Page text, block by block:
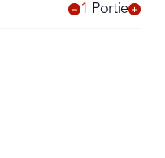
- 1 Portie +